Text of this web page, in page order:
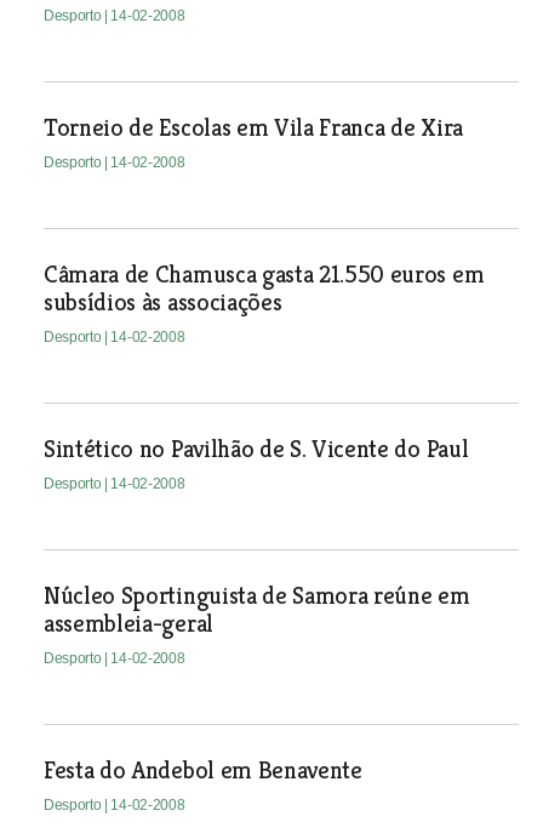
Desporto | 14-02-2008
Torneio de Escolas em Vila Franca de Xira
Desporto | 14-02-2008
Câmara de Chamusca gasta 21.550 euros em
subsídios às associações
Desporto | 14-02-2008
Sintético no Pavilhão de S. Vicente do Paul
Desporto | 14-02-2008
Núcleo Sportinguista de Samora reúne em
assembleia-geral
Desporto | 14-02-2008
Festa do Andebol em Benavente
Desporto | 14-02-2008